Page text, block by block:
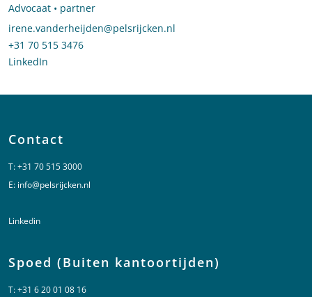
Advocaat • partner
Stuur een e-mail naar Irene van der Heijden
irene.vanderheijden@pelsrijcken.nl
Bel naar Irene van der Heijden
+31 70 515 3476
LinkedIn
Contact
T:+31 70 515 3000
E: info@pelsrijcken.nl
Linkedin
Spoed (Buiten kantoortijden)
T:+31 6 20 01 08 16